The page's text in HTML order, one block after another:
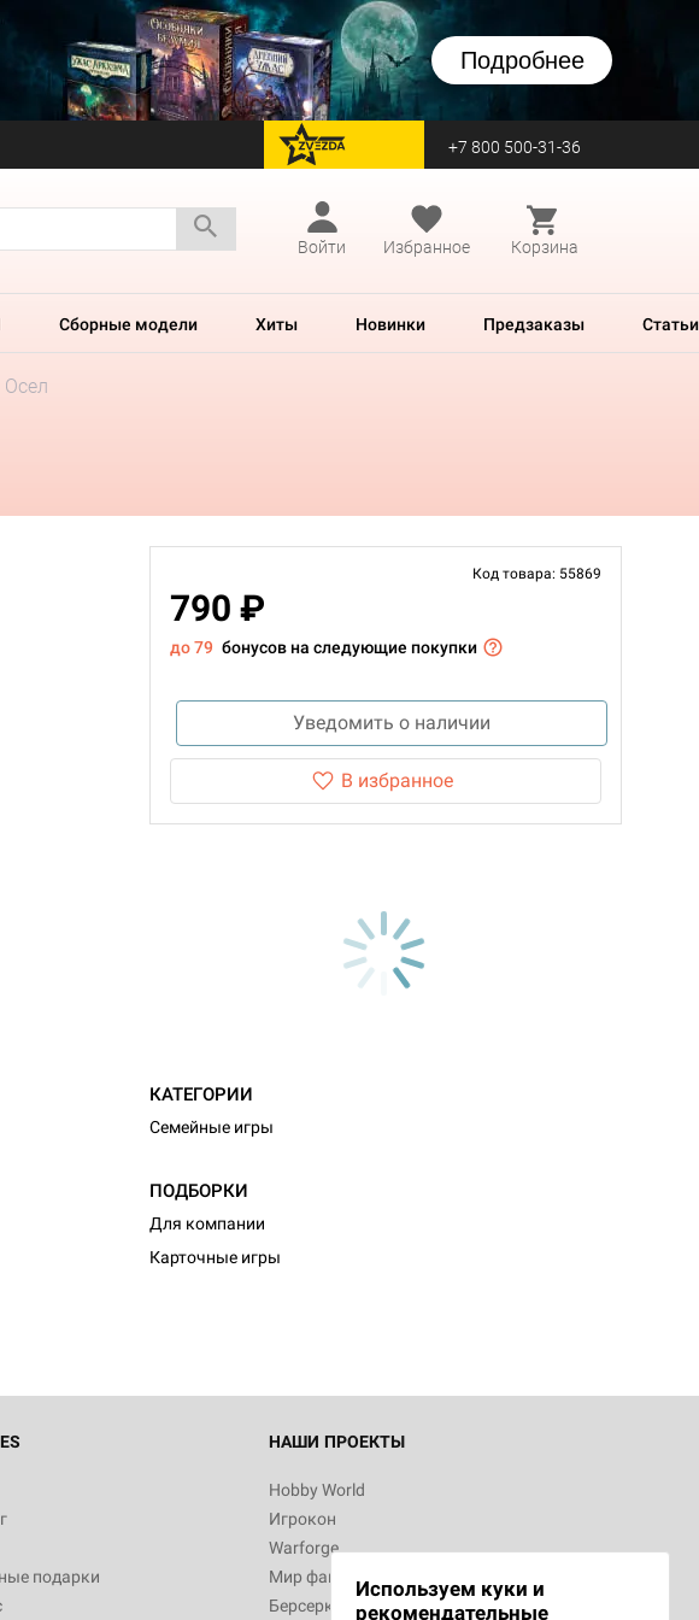
Подробнее
перейти на Zvezda +7 800 500-31-36
Войти
Избранное Корзина
Сборные модели Хиты Новинки Предзаказы Статьи
Код товара: 55869
790 ₽
до 79 бонусов на следующие покупки
Уведомить о наличии
В избранное
КАТЕГОРИИ
Семейные игры
ПОДБОРКИ
Для компании
Карточные игры
подарки
НАШИ ПРОЕКТЫ
Hobby World
Игрокон
Warforge
Мир фантастики
Берсерк
Используем куки и
рекомендательные
игра Hobby World Монстры
игра Hobby World Ужас